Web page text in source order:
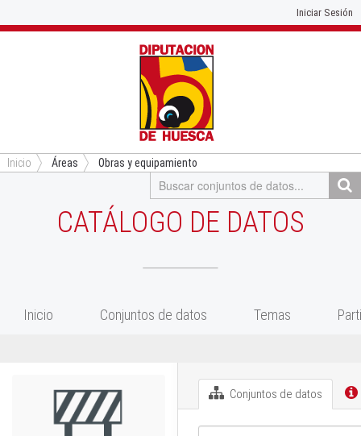
Inicio Áreas Obras y equipamiento
Iniciar Sesión
CATÁLOGO DE DATOS
Inicio Conjuntos de datos Temas
Conjuntos de datos